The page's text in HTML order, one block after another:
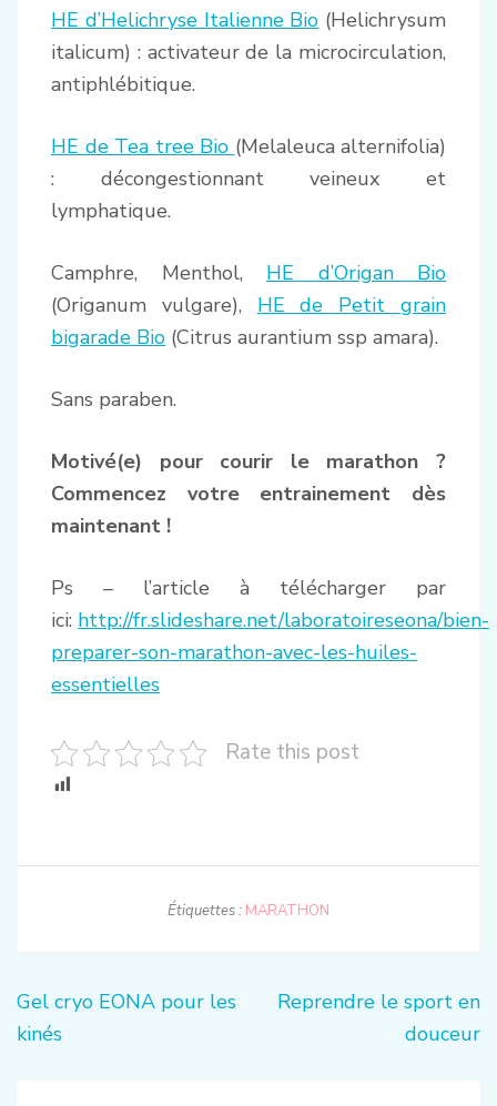
HE d’Helichryse Italienne Bio (Helichrysum
italicum) : activateur de la microcirculation,
antiphlébitique.
HE de Tea tree Bio (Melaleuca alternifolia)
: décongestionnant veineux et
lymphatique.
Camphre, Menthol, HE d’Origan Bio
(Origanum vulgare), HE de Petit grain
bigarade Bio (Citrus aurantium ssp amara).
Sans paraben.
Motivé(e) pour courir le marathon ?
Commencez votre entrainement dès
maintenant !
Ps – l’article à télécharger par
ici: http://fr.slideshare.net/laboratoireseona/bien-
preparer-son-marathon-avec-les-huiles-
essentielles
Rate this post
Étiquettes : MARATHON
Navigation
de
Gel cryo EONA pour les
kinés
Reprendre le sport en
douceur